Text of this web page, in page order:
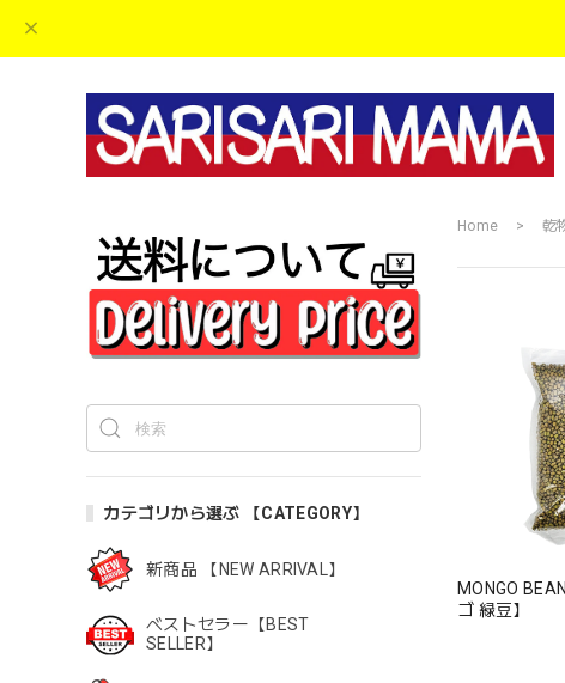
カテゴリから選ぶ 【CATEGORY】
新商品 【NEW ARRIVAL】
ベストセラー【BEST
SELLER】
Home 乾
MONGO
ゴ 緑豆】